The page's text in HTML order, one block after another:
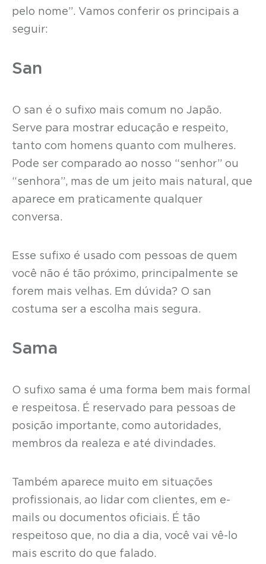
pelo nome”. Vamos conferir os principais a
seguir:
San
O san é o sufixo mais comum no Japão.
Serve para mostrar educação e respeito,
tanto com homens quanto com mulheres.
Pode ser comparado ao nosso “senhor” ou
“senhora”, mas de um jeito mais natural, que
aparece em praticamente qualquer
conversa.
Esse sufixo é usado com pessoas de quem
você não é tão próximo, principalmente se
forem mais velhas. Em dúvida? O san
costuma ser a escolha mais segura.
Sama
O sufixo sama é uma forma bem mais formal
e respeitosa. É reservado para pessoas de
posição importante, como autoridades,
membros da realeza e até divindades.
Também aparece muito em situações
profissionais, ao lidar com clientes, em e-
mails ou documentos oficiais. É tão
respeitoso que, no dia a dia, você vai vê-lo
mais escrito do que falado.